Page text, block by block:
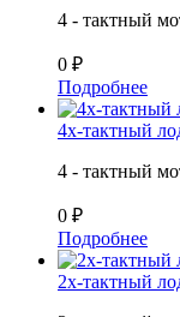
4 - тактный
0 ₽
Подробнее
4х-тактный
4 - тактный
0 ₽
Подробнее
2х-тактный